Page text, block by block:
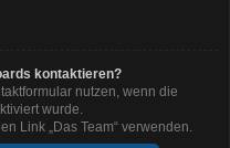
kontaktieren?
nutzen, wenn die
wurde.
Link „Das Team“ verwenden.